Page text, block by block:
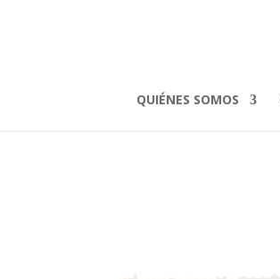
QUIÉNES SOMOS
poradmin| May 27, 2022